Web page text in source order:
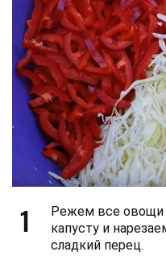
1
Режем все овощи
капусту и
сладкий перец.